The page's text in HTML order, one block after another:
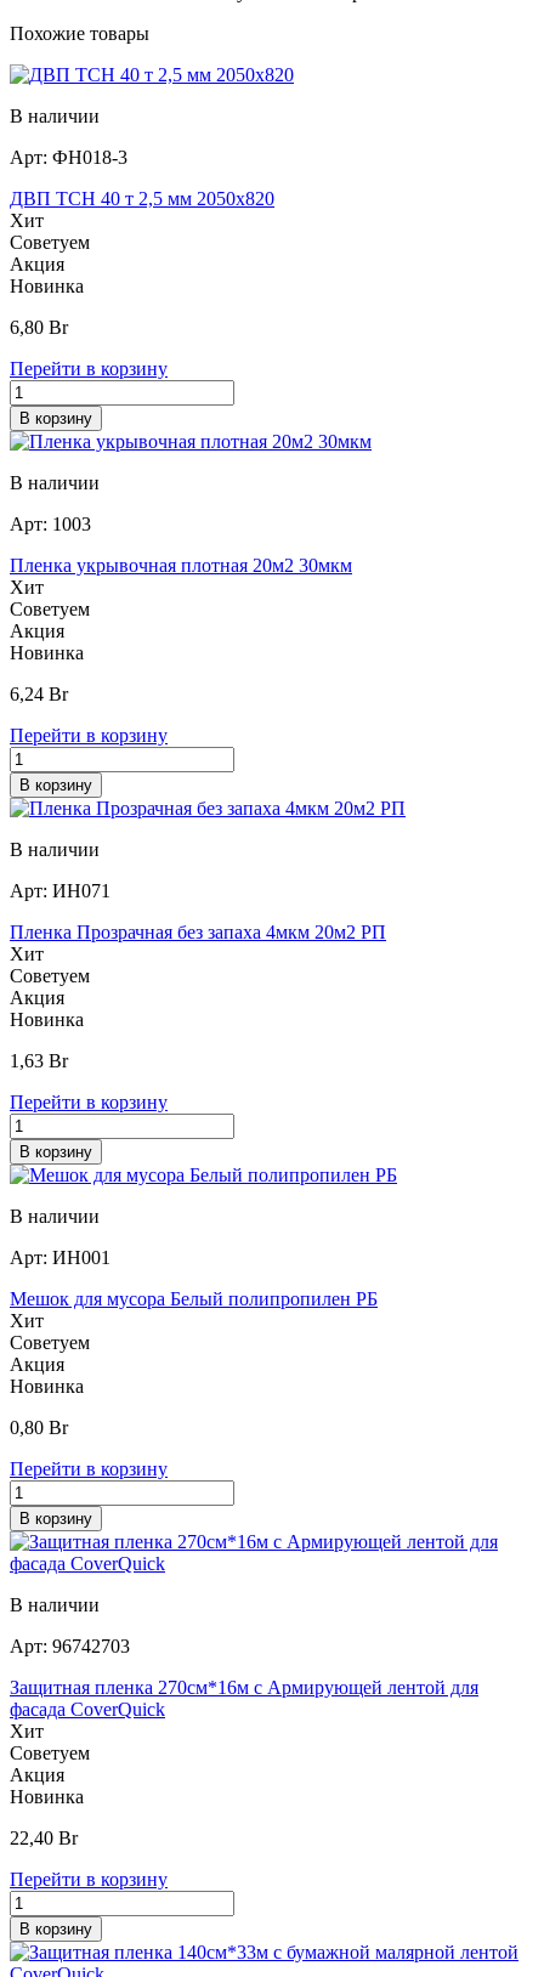
Похожие товары
В наличии
Арт: ФН018-3
ДВП ТСН 40 т 2,5 мм 2050х820
Хит
Советуем
Акция
Новинка
6,80 Br
Перейти в корзину
В корзину
В наличии
Арт: 1003
Пленка укрывочная плотная 20м2 30мкм
Хит
Советуем
Акция
Новинка
6,24 Br
Перейти в корзину
В корзину
В наличии
Арт: ИН071
Пленка Прозрачная без запаха 4мкм 20м2 РП
Хит
Советуем
Акция
Новинка
1,63 Br
Перейти в корзину
В корзину
В наличии
Арт: ИН001
Мешок для мусора Белый полипропилен РБ
Хит
Советуем
Акция
Новинка
0,80 Br
Перейти в корзину
В корзину
В наличии
Арт: 96742703
Защитная пленка 270см*16м с Армирующей лентой для
фасада CoverQuick
Хит
Советуем
Акция
Новинка
22,40 Br
Перейти в корзину
В корзину